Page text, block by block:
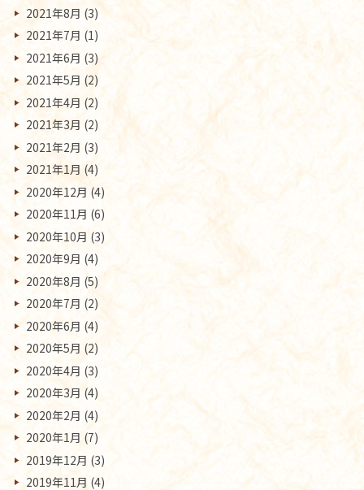
2021年8月 (3)
2021年7月 (1)
2021年6月 (3)
2021年5月 (2)
2021年4月 (2)
2021年3月 (2)
2021年2月 (3)
2021年1月 (4)
2020年12月 (4)
2020年11月 (6)
2020年10月 (3)
2020年9月 (4)
2020年8月 (5)
2020年7月 (2)
2020年6月 (4)
2020年5月 (2)
2020年4月 (3)
2020年3月 (4)
2020年2月 (4)
2020年1月 (7)
2019年12月 (3)
2019年11月 (4)